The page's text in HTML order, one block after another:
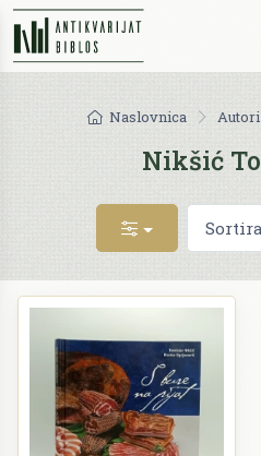
Naslovnica Autori
Nikšić